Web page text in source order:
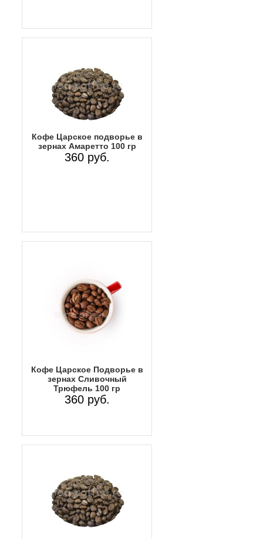
Кофе Царское подворье в
зернах Амаретто 100 гр
360 руб.
Кофе Царское Подворье в
зернах Сливочный
Трюфель 100 гр
360 руб.